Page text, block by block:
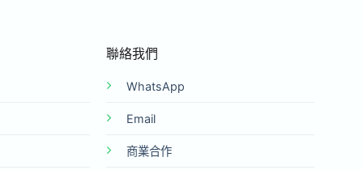
聯絡我們
WhatsApp
Email
商業合作